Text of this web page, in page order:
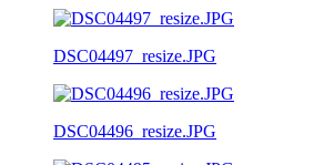
DSC04497_resize.JPG
DSC04496_resize.JPG